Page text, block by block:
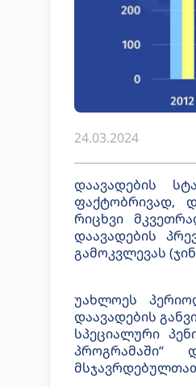
24.03.2024
დაავადების
ფაქტობრივად,
რიცხვი
დაავადების
გამოკვლევას
უახლოეს
დაავადების
სპეციალური
პროგრამაში“